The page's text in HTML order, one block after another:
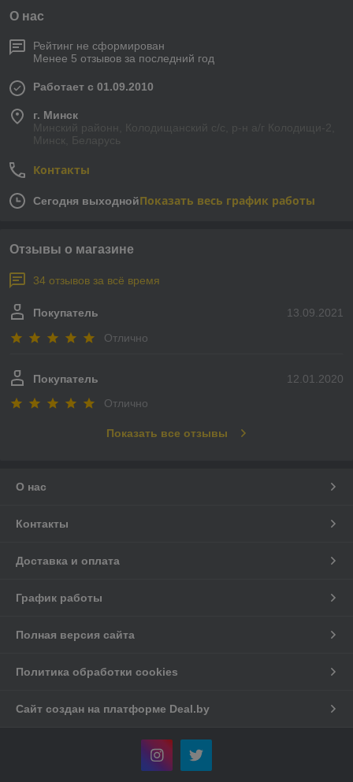
О нас
Рейтинг не сформирован
Менее 5 отзывов за последний год
Работает с 01.09.2010
г. Минск
Минский районн, Колодищанский с/с, р-н а/г Колодищи-2,
Минск, Беларусь
Контакты
Сегодня выходнойПоказать весь график работы
Отзывы о магазине
34 отзывов за всё время
13.09.2021
Покупатель
Отлично
12.01.2020
Покупатель
Отлично
Показать все отзывы
О нас
Контакты
Доставка и оплата
График работы
Полная версия сайта
Политика обработки cookies
Сайт создан на платформе Deal.by